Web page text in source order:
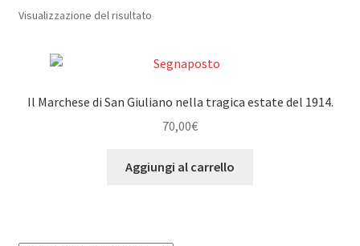
Cassa
Carrello
Privacy Policy
Visualizzazione del risultato
Il Marchese di San Giuliano nella tragica estate del 1914.
70,00€
Aggiungi al carrello